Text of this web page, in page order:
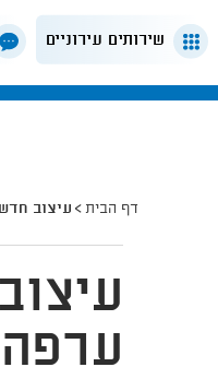
שירותים עירוניים
דף הבית עיצוב
ערפה